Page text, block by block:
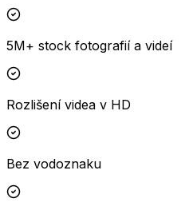
5M+ stock fotografií a videí
Rozlišení videa v HD
Bez vodoznaku